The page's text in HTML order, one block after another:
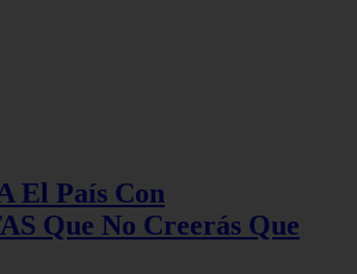
El País Con
Que No Creerás Que